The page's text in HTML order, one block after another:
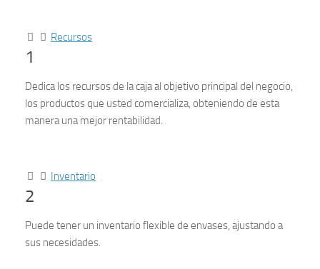
Recursos
1
Dedica los recursos de la caja al objetivo principal del negocio,
los productos que usted comercializa, obteniendo de esta
manera una mejor rentabilidad.
Inventario
2
Puede tener un inventario flexible de envases, ajustando a
sus necesidades.